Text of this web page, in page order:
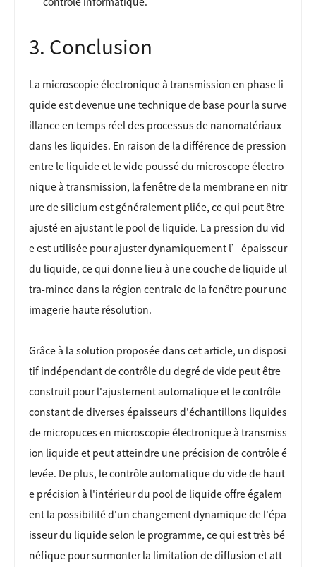
3. Conclusion
La microscopie électronique à transmission en phase li
quide est devenue une technique de base pour la surve
illance en temps réel des processus de nanomatériaux
dans les liquides. En raison de la différence de pression
entre le liquide et le vide poussé du microscope électro
nique à transmission, la fenêtre de la membrane en nitr
ure de silicium est généralement pliée, ce qui peut être
ajusté en ajustant le pool de liquide. La pression du vid
e est utilisée pour ajuster dynamiquement l’épaisseur
du liquide, ce qui donne lieu à une couche de liquide ul
tra-mince dans la région centrale de la fenêtre pour une
imagerie haute résolution.
Grâce à la solution proposée dans cet article, un disposi
tif indépendant de contrôle du degré de vide peut être
construit pour l'ajustement automatique et le contrôle
constant de diverses épaisseurs d'échantillons liquides
de micropuces en microscopie électronique à transmiss
ion liquide et peut atteindre une précision de contrôle é
levée. De plus, le contrôle automatique du vide de haut
e précision à l'intérieur du pool de liquide offre égalem
ent la possibilité d'un changement dynamique de l'épa
isseur du liquide selon le programme, ce qui est très bé
néfique pour surmonter la limitation de diffusion et att